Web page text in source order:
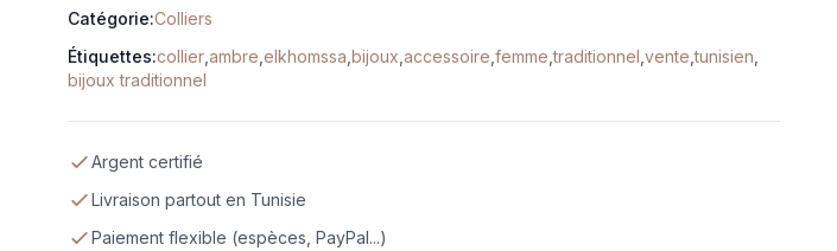
Catégorie:Colliers
Étiquettes:collier ambre elkhomssa bijoux accessoire femme ,traditionnel vente ,tunisien
bijoux traditionnel
Argent certifié
Livraison partout en Tunisie
Paiement flexible (espèces, PayPal...)